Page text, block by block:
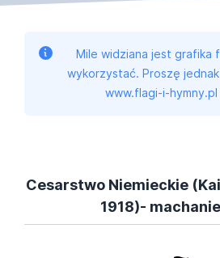
Mile widziana jest grafika
wykorzystać. Proszę
www.flagi-i-hymny.pl
Cesarstwo Niemieckie
1918)-